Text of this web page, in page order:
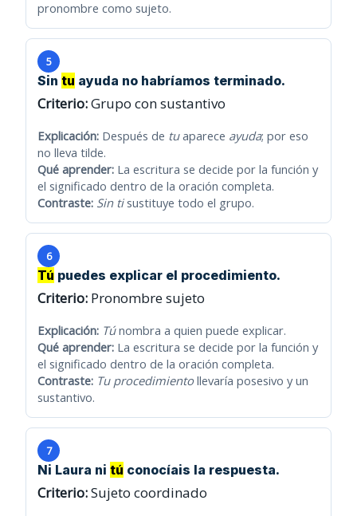
pronombre como sujeto.
5
Sin tu ayuda no habríamos terminado.
Criterio:Grupo con sustantivo
Explicación: Después de tuaparece ayuda; por eso
no lleva tilde.
Qué aprender: La escritura se decide por la función y
el significado dentro de la oración completa.
Contraste: Sin tisustituye todo el grupo.
6
Tú puedes explicar el procedimiento.
Criterio: Pronombre sujeto
Explicación: Túnombra a quien puede explicar.
Qué aprender: La escritura se decide por la función y
el significado dentro de la oración completa.
Contraste: Tu procedimientollevaría posesivo y un
sustantivo.
7
Ni Laura ni tú conocíais la respuesta.
Criterio:Sujeto coordinado